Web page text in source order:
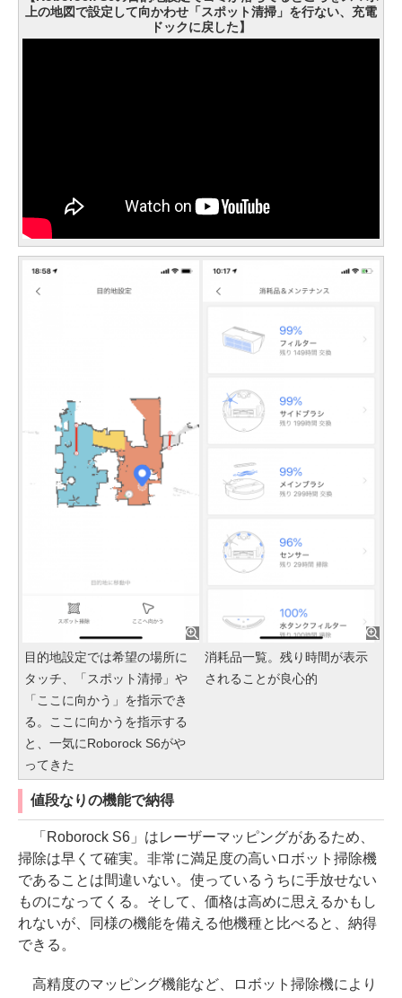
上の地図で設定して向かわせ「スポット清掃」を行ない、充電
ドックに戻した】
目的地設定では希望の場所に
タッチ、「スポット清掃」や
「ここに向かう」を指示でき
る。ここに向かうを指示する
と、一気にRoborock S6がや
ってきた
消耗品一覧。残り時間が表示
されることが良心的
値段なりの機能で納得
「Roborock S6」はレーザーマッピングがあるため、
掃除は早くて確実。非常に満足度の高いロボット掃除機
であることは間違いない。使っているうちに手放せない
ものになってくる。そして、価格は高めに思えるかもし
れないが、同様の機能を備える他機種と比べると、納得
できる。
高精度のマッピング機能など、ロボット掃除機により